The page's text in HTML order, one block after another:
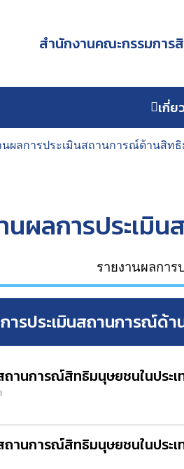
สำนักงานคณะกรรมการ
เกี่ย
นผลการประเมินสถานการณ์ด้านสิท
นผลการประเมิ
รายงานผลกา
ารประเมินสถานการณ์ด้
ถานการณ์สิทธิมนุษยชนในประ
ถานการณ์สิทธิมนุษยชนในประ